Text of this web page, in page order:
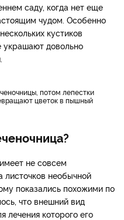
саду, когда нет еще
чудом. Особенно
кустиков
украшают довольно
цветок в пышный
не совсем
листочков необычной
показались похожими по
что внешний вид
лечения которого его